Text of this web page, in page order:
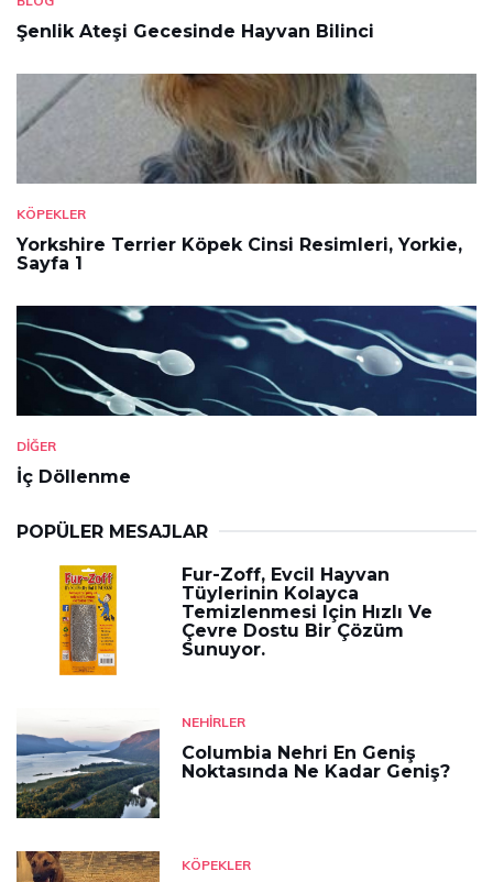
Şenlik Ateşi Gecesinde Hayvan Bilinci
KÖPEKLER
Yorkshire Terrier Köpek Cinsi Resimleri, Yorkie,
Sayfa 1
DIĞER
İç Döllenme
POPÜLER MESAJLAR
Fur-Zoff, Evcil Hayvan
Tüylerinin Kolayca
Temizlenmesi Için Hızlı Ve
Çevre Dostu Bir Çözüm
Sunuyor.
NEHIRLER
Columbia Nehri En Geniş
Noktasında Ne Kadar Geniş?
KÖPEKLER